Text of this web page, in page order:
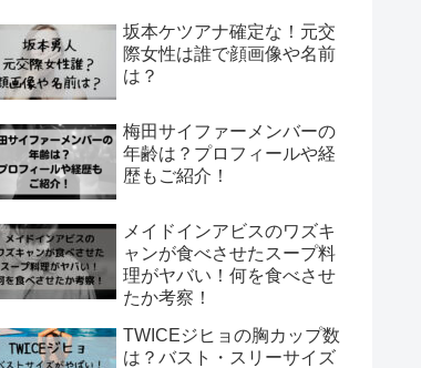
坂本ケツアナ確定な！元交
際女性は誰で顔画像や名前
は？
梅田サイファーメンバーの
年齢は？プロフィールや経
歴もご紹介！
メイドインアビスのワズキ
ャンが食べさせたスープ料
理がヤバい！何を食べさせ
たか考察！
TWICEジヒョの胸カップ数
は？バスト・スリーサイズ